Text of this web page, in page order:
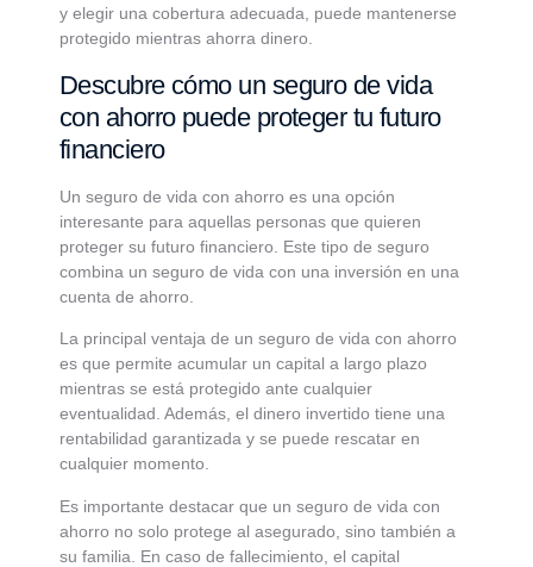
y elegir una cobertura adecuada, puede mantenerse
protegido mientras ahorra dinero.
Descubre cómo un seguro de vida
con ahorro puede proteger tu futuro
financiero
Un seguro de vida con ahorro es una opción
interesante para aquellas personas que quieren
proteger su futuro financiero. Este tipo de seguro
combina un seguro de vida con una inversión en una
cuenta de ahorro.
La principal ventaja de un seguro de vida con ahorro
es que permite acumular un capital a largo plazo
mientras se está protegido ante cualquier
eventualidad. Además, el dinero invertido tiene una
rentabilidad garantizada y se puede rescatar en
cualquier momento.
Es importante destacar que un seguro de vida con
ahorro no solo protege al asegurado, sino también a
su familia. En caso de fallecimiento, el capital